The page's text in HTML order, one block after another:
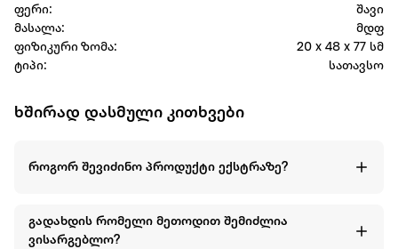
ფერი:
შავი
მასალა:
მდფ
ფიზიკური ზომა:
20 x 48 x 77 სმ
ტიპი:
სათავსო
ხშირად დასმული კითხვები
როგორ შევიძინო პროდუქტი ექსტრაზე?
გადახდის რომელი მეთოდით შემიძლია
ვისარგებლო?